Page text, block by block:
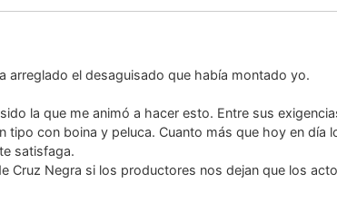
arreglado el desaguisado que había montado yo.
la que me animó a hacer esto. Entre sus
con boina y peluca. Cuanto más que hoy en día
satisfaga.
Cruz Negra si los productores nos dejan que los